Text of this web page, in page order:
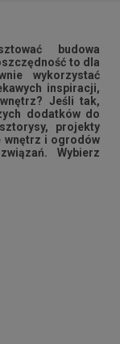
budowa
to dla
wykorzystać
inspiracji,
Jeśli tak,
dodatków do
projekty
wnętrz i ogrodów
Wybierz